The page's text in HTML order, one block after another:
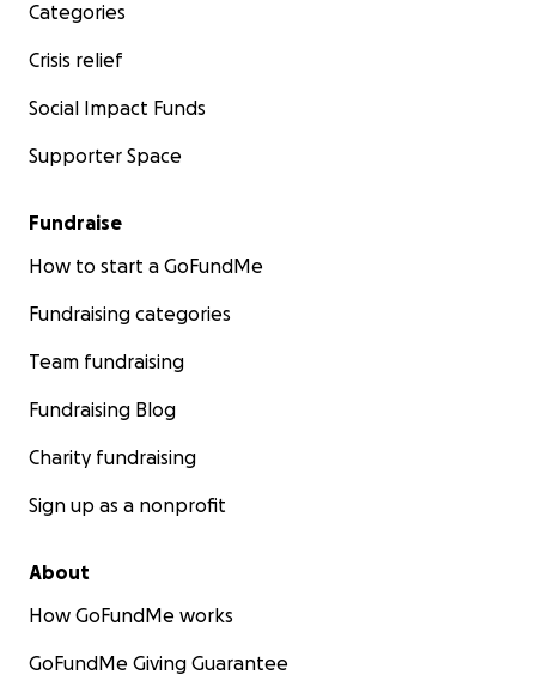
Categories
Crisis relief
Social Impact Funds
Supporter Space
Fundraise
How to start a GoFundMe
Fundraising categories
Team fundraising
Fundraising Blog
Charity fundraising
Sign up as a nonprofit
About
How GoFundMe works
GoFundMe Giving Guarantee